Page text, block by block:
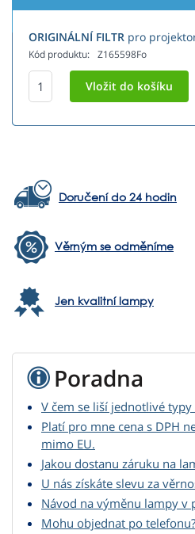
ORIGINÁLNÍ FILTR pro
Kód produktu: Z165598Fo
Doručení do 24 hodin
Věrným se odměníme
Jen kvalitní lampy
Poradna
V čem se liší jednotlivé
Platí pro mne cena s DPH
mimo EU.
Jakou dostanu záruku na
U nás získáte slevu za
Návod na výměnu lampy v
Mohu objednat po telefonu?